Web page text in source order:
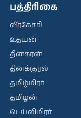
பத்திரிகை
வீரகேசரி
உதயன்
தினகரன்
தினக்குரல்
தமிழ்மிரர்
தமிழன்
டெய்லிமிரர்